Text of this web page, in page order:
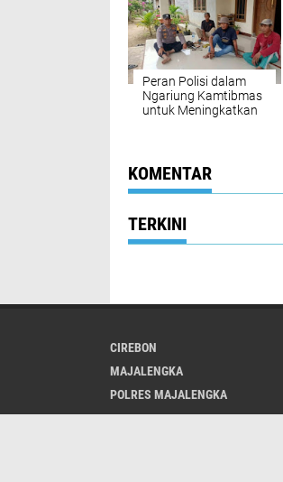
Peran Polisi dalam
Ngariung Kamtibmas
untuk Meningkatkan
KOMENTAR
TERKINI
CIREBON
MAJALENGKA
POLRES MAJALENGKA